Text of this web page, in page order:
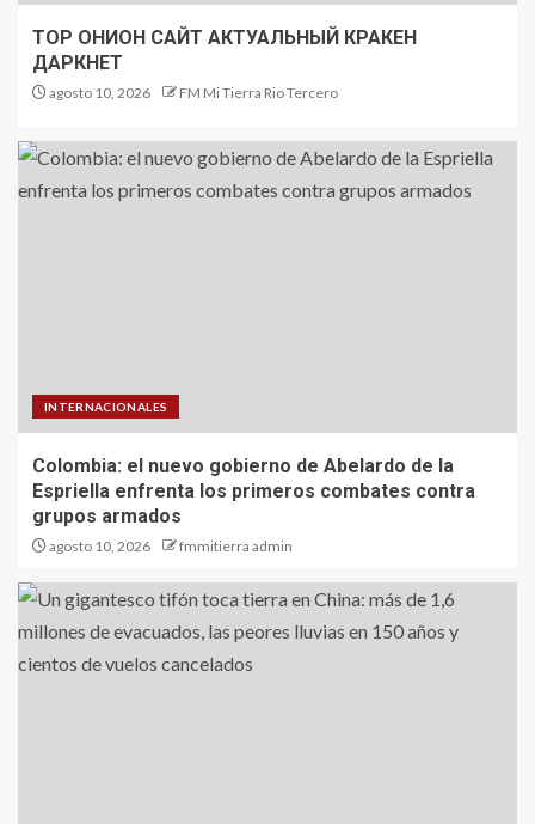
ТОР ОНИОН САЙТ АКТУАЛЬНЫЙ КРАКЕН
ДАРКНЕТ
agosto 10, 2026 FM Mi Tierra Rio Tercero
INTERNACIONALES
Colombia: el nuevo gobierno de Abelardo de la
Espriella enfrenta los primeros combates contra
grupos armados
agosto 10, 2026 fmmitierra admin